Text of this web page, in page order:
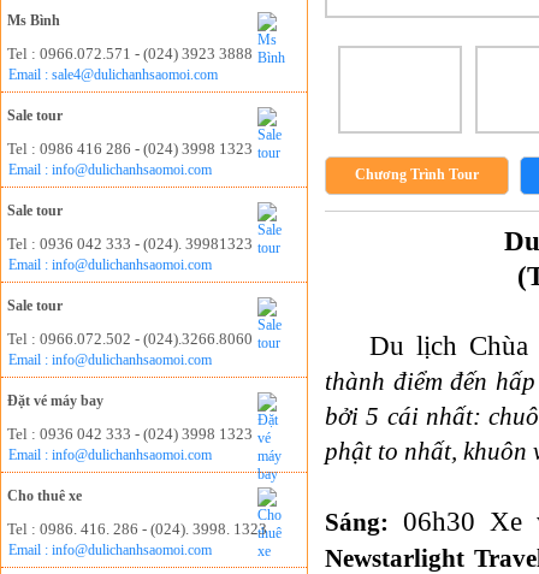
Ms Bình
Tel : 0966.072.571 - (024) 3923 3888
Email : sale4@dulichanhsaomoi.com
Sale tour
Tel : 0986 416 286 - (024) 3998 1323
Email : info@dulichanhsaomoi.com
Sale tour
Tel : 0936 042 333 - (024). 39981323
Email : info@dulichanhsaomoi.com
Sale tour
Tel : 0966.072.502 - (024).3266.8060
Email : info@dulichanhsaomoi.com
Đặt vé máy bay
Tel : 0936 042 333 - (024) 3998 1323
Email : info@dulichanhsaomoi.com
Cho thuê xe
Tel : 0986. 416. 286 - (024). 3998. 1323
Email : info@dulichanhsaomoi.com
Chương Trình Tour
Du lịch
thành điểm đến
bởi 5 cái nhất:
phật to nhất, khuôn
Sáng: 06h30 Xe
Newstarlight